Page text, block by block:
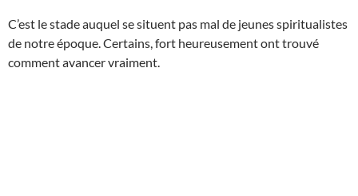
C’est le stade auquel se situent pas mal de jeunes spiritualistes
de notre époque. Certains, fort heureusement ont trouvé
comment avancer vraiment.